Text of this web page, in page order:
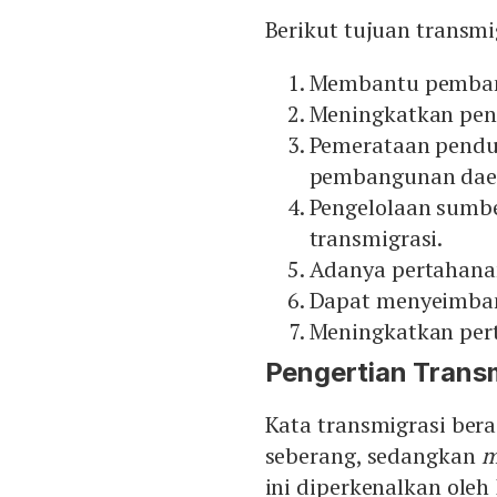
Berikut tujuan
Membantu
Meningkatkan
Pemerataan
pembangunan
Pengelolaan
transmigrasi.
Adanya
Dapat
Meningkatkan
Pengertian
Kata transmigrasi
seberang, sedangkan
ini diperkenalkan oleh